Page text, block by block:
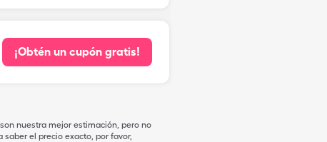
¡Obtén un cupón gratis!
nuestra mejor estimación, pero no
el precio exacto, por favor,